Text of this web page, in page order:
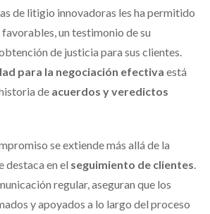
de litigio innovadoras les ha permitido
un testimonio de su
de justicia para sus clientes.
para la negociación efectiva está
de acuerdos y veredictos
se extiende más allá de la
destaca en el seguimiento de clientes
regular, aseguran que los
y apoyados a lo largo del proceso